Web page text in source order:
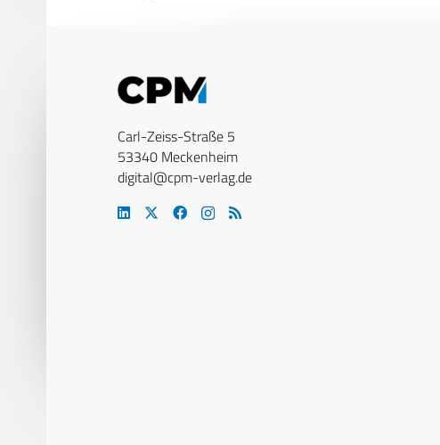
Carl-Zeiss-Straße 5
53340 Meckenheim
digital@cpm-verlag.de